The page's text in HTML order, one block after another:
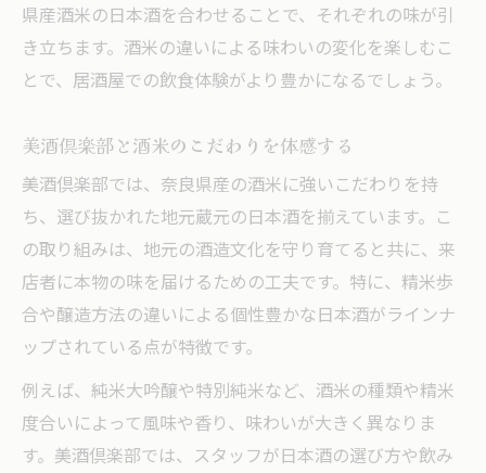
県産酒米の日本酒を合わせることで、それぞれの味が引
き立ちます。酒米の違いによる味わいの変化を楽しむこ
とで、居酒屋での飲食体験がより豊かになるでしょう。
美酒倶楽部と酒米のこだわりを体感する
美酒倶楽部では、奈良県産の酒米に強いこだわりを持
ち、選び抜かれた地元蔵元の日本酒を揃えています。こ
の取り組みは、地元の酒造文化を守り育てると共に、来
店者に本物の味を届けるための工夫です。特に、精米歩
合や醸造方法の違いによる個性豊かな日本酒がラインナ
ップされている点が特徴です。
例えば、純米大吟醸や特別純米など、酒米の種類や精米
度合いによって風味や香り、味わいが大きく異なりま
す。美酒倶楽部では、スタッフが日本酒の選び方や飲み